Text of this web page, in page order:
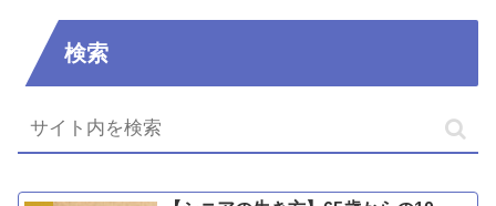
検索